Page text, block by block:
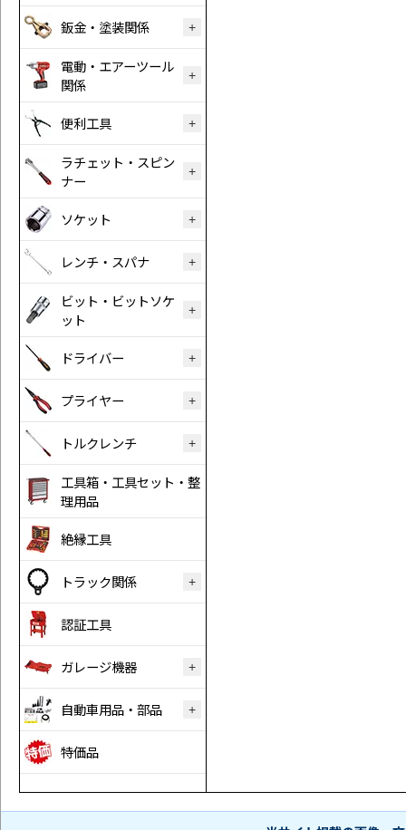
鈑金・塗装関係
電動・エアーツール
関係
便利工具
ラチェット・スピン
ナー
ソケット
レンチ・スパナ
ビット・ビットソケ
ット
ドライバー
プライヤー
トルクレンチ
工具箱・工具セット・整
理用品
絶縁工具
トラック関係
認証工具
ガレージ機器
自動車用品・部品
特価品